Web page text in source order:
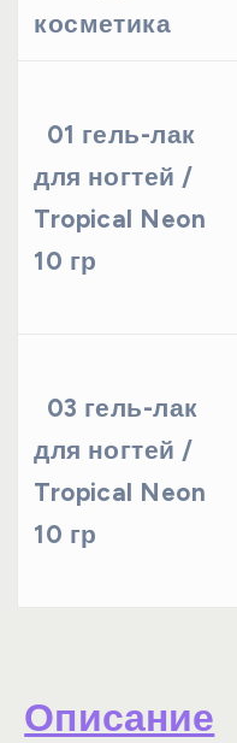
косметика
01 гель-лак
для ногтей /
Tropical Neon
10 гр
03 гель-лак
для ногтей /
Tropical Neon
10 гр
Описание